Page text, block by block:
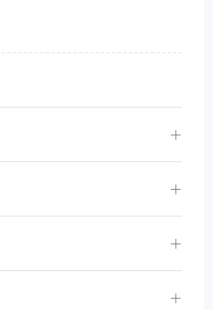
＋
＋
＋
＋